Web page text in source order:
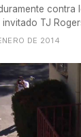
contra
TJ
DE 2014